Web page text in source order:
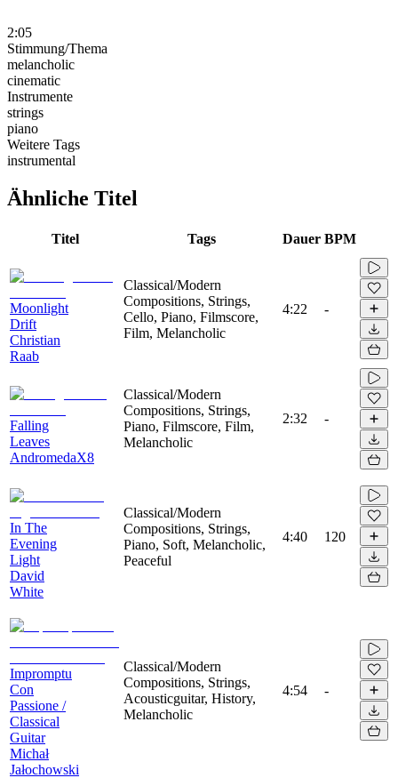
2:05
Stimmung/Thema
melancholic
cinematic
Instrumente
strings
piano
Weitere Tags
instrumental
Ähnliche Titel
Titel Tags Dauer BPM
Moonlight
Drift
Christian
Raab
Classical/Modern
Compositions, Strings,
Cello, Piano, Filmscore,
Film, Melancholic
4:22 -
Falling
Leaves
AndromedaX8
Classical/Modern
Compositions, Strings,
Piano, Filmscore, Film,
Melancholic
2:32 -
In The
Evening
Light
David
White
Classical/Modern
Compositions, Strings,
Piano, Soft, Melancholic,
Peaceful
4:40 120
Impromptu
Con
Passione /
Classical
Guitar
Michał
Jałochowski
Classical/Modern
Compositions, Strings,
Acousticguitar, History,
Melancholic
4:54 -